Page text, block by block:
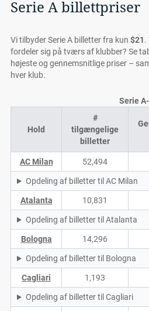
Serie A billettpriser
Vi tilbyder Serie A billetter fra kun $21.
fordeler sig på tværs af klubber? Se
højeste og gennemsnitlige priser –
hver klub.
Serie
Hold
#
tilgængelige
billetter
AC Milan 52,494
Opdeling af billetter til AC Milan
Atalanta 10,831
Opdeling af billetter til Atalanta
Bologna 14,296
Opdeling af billetter til Bologna
Cagliari 1,193
Opdeling af billetter til Cagliari